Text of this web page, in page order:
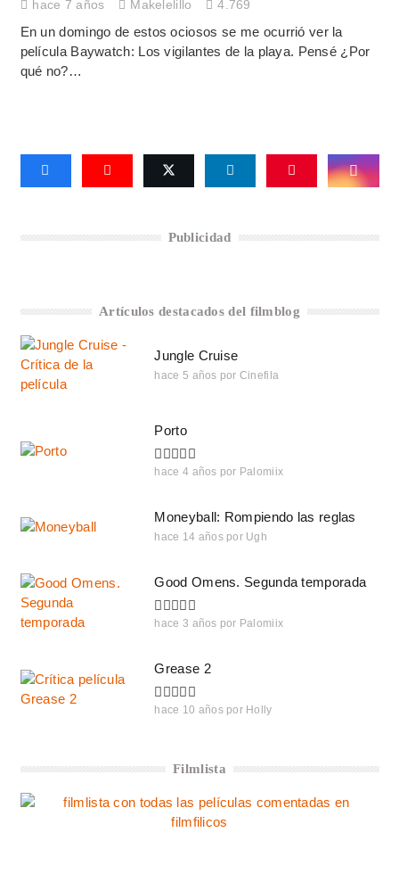
hace 7 años Makelelillo 4.769
En un domingo de estos ociosos se me ocurrió ver la
película Baywatch: Los vigilantes de la playa. Pensé ¿Por
qué no?…
Publicidad
Artículos destacados del filmblog
Jungle Cruise
hace 5 años por Cinefila
Porto
hace 4 años por Palomiix
Moneyball: Rompiendo las reglas
hace 14 años por Ugh
Good Omens. Segunda temporada
hace 3 años por Palomiix
Grease 2
hace 10 años por Holly
Filmlista